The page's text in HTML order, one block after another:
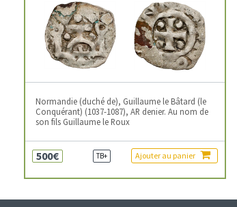
Normandie (duché de), Guillaume le Bâtard (le
Conquérant) (1037-1087), AR denier. Au nom de
son fils Guillaume le Roux
500€ TB+ Ajouter au panier